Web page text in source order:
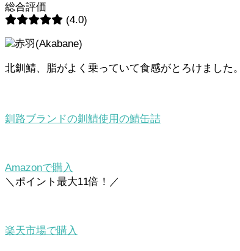
総合評価
(4.0)
赤羽(Akabane)
北釧鯖、脂がよく乗っていて食感がとろけました
釧路ブランドの釧鯖使用の鯖缶詰
Amazonで購入
＼ポイント最大11倍！／
楽天市場で購入